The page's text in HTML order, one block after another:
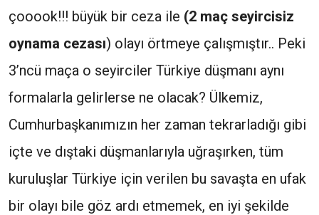
çooook!!! büyük bir ceza ile (2 maç seyircisiz
oynama cezası) olayı örtmeye çalışmıştır.. Peki
3’ncü maça o seyirciler Türkiye düşmanı aynı
formalarla gelirlerse ne olacak? Ülkemiz,
Cumhurbaşkanımızın her zaman tekrarladığı gibi
içte ve dıştaki düşmanlarıyla uğraşırken, tüm
kuruluşlar Türkiye için verilen bu savaşta en ufak
bir olayı bile göz ardı etmemek, en iyi şekilde